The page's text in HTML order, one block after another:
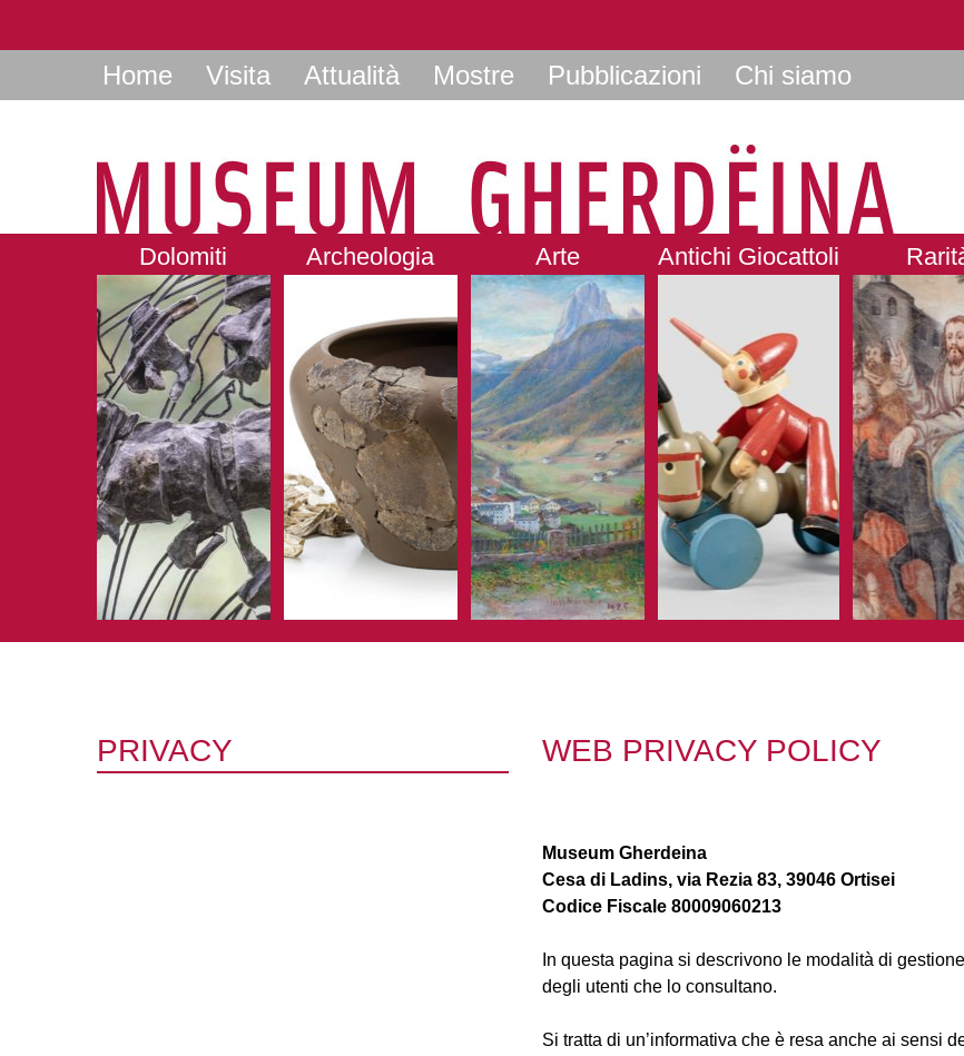
Home Visita Attualità Mostre Pubblicazioni Chi siamo
Dolomiti Archeologia Arte Antichi Giocattoli
PRIVACY WEB PRIVACY POLICY
Museum Gherdeina
Cesa di Ladins, via Rezia 83, 39046 Ortisei
Codice Fiscale 80009060213
In questa pagina si descrivono le modalità di
degli utenti che lo consultano.
Si tratta di un’informativa che è resa anche ai sensi